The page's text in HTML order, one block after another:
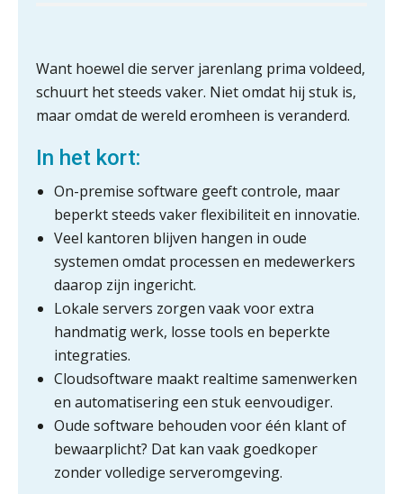
Want hoewel die server jarenlang prima voldeed,
schuurt het steeds vaker. Niet omdat hij stuk is,
maar omdat de wereld eromheen is veranderd.
In het kort:
On-premise software geeft controle, maar
beperkt steeds vaker flexibiliteit en innovatie.
Veel kantoren blijven hangen in oude
systemen omdat processen en medewerkers
daarop zijn ingericht.
Lokale servers zorgen vaak voor extra
handmatig werk, losse tools en beperkte
integraties.
Cloudsoftware maakt realtime samenwerken
en automatisering een stuk eenvoudiger.
Oude software behouden voor één klant of
bewaarplicht? Dat kan vaak goedkoper
zonder volledige serveromgeving.